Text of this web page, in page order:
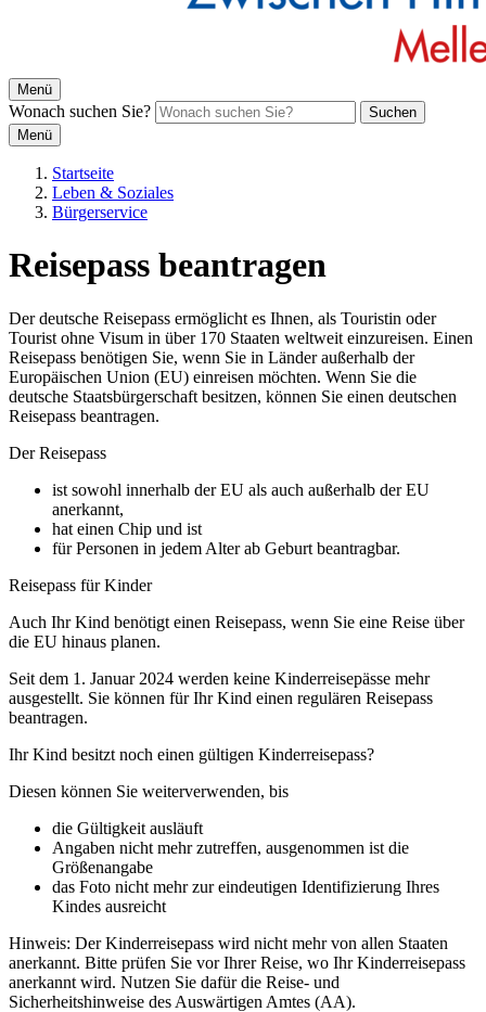
Menü
Wonach suchen Sie?
Suchen
Menü
Startseite
Leben & Soziales
Bürgerservice
Reisepass beantragen
Der deutsche Reisepass ermöglicht es Ihnen, als Touristin oder
Tourist ohne Visum in über 170 Staaten weltweit einzureisen. Einen
Reisepass benötigen Sie, wenn Sie in Länder außerhalb der
Europäischen Union (EU) einreisen möchten. Wenn Sie die
deutsche Staatsbürgerschaft besitzen, können Sie einen deutschen
Reisepass beantragen.
Der Reisepass
ist sowohl innerhalb der EU als auch außerhalb der EU
anerkannt,
hat einen Chip und ist
für Personen in jedem Alter ab Geburt beantragbar.
Reisepass für Kinder
Auch Ihr Kind benötigt einen Reisepass, wenn Sie eine Reise über
die EU hinaus planen.
Seit dem 1. Januar 2024 werden keine Kinderreisepässe mehr
ausgestellt. Sie können für Ihr Kind einen regulären Reisepass
beantragen.
Ihr Kind besitzt noch einen gültigen Kinderreisepass?
Diesen können Sie weiterverwenden, bis
die Gültigkeit ausläuft
Angaben nicht mehr zutreffen, ausgenommen ist die
Größenangabe
das Foto nicht mehr zur eindeutigen Identifizierung Ihres
Kindes ausreicht
Hinweis: Der Kinderreisepass wird nicht mehr von allen Staaten
anerkannt. Bitte prüfen Sie vor Ihrer Reise, wo Ihr Kinderreisepass
anerkannt wird. Nutzen Sie dafür die Reise- und
Sicherheitshinweise des Auswärtigen Amtes (AA).